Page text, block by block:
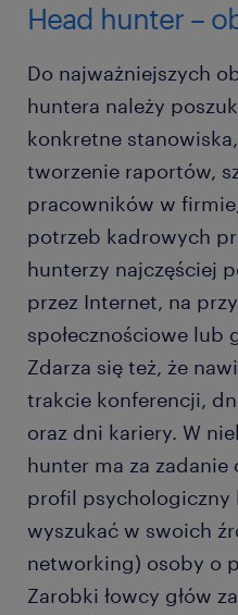
Head hunter –
Do najważniejszych
huntera należy
konkretne
tworzenie raportów,
pracowników w
potrzeb kadrowych
hunterzy najczęściej
przez Internet, na
społecznościowe lub
Zdarza się też, że
trakcie konferencji,
oraz dni kariery. W
hunter ma za
profil psychologiczny
wyszukać w swoich
networking) osoby o
Zarobki łowcy głów